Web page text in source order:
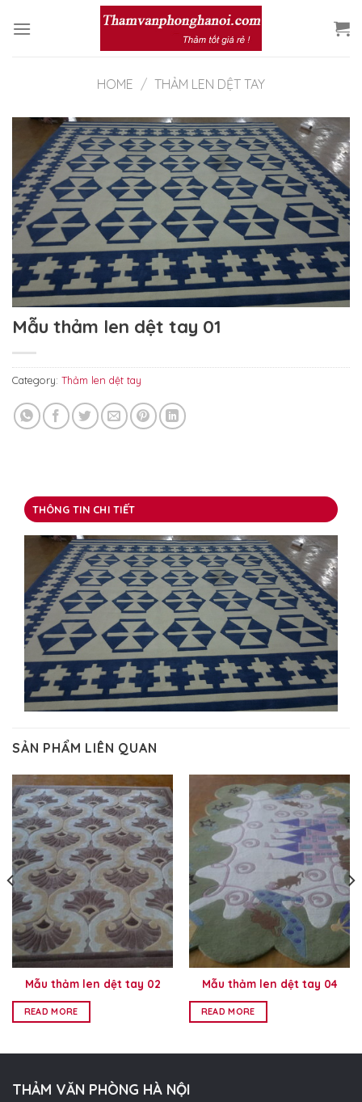
HOME / THẢM LEN DỆT TAY
Mẫu thảm len dệt tay 01
Category: Thảm len dệt tay
THÔNG TIN CHI TIẾT
SẢN PHẨM LIÊN QUAN
Mẫu thảm len dệt tay 02
READ MORE
Mẫu thảm len dệt tay 04
READ MORE
THẢM VĂN PHÒNG HÀ NỘI